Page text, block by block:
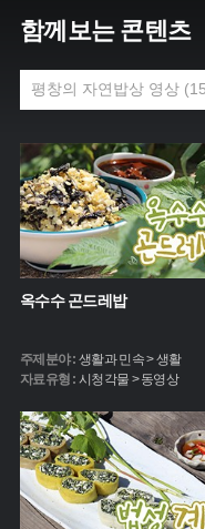
함께보는 콘텐츠
옥수수 곤드레밥
주제분야 : 생활과 민속 > 생활
자료유형 : 시청각물 > 동영상